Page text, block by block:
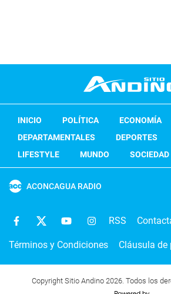
INICIO POLÍTICA ECONOMÍA
DEPARTAMENTALES
DEPORTES
LIFESTYLE
MUNDO SOCIEDAD
ACONCAGUA RADIO
RSS
Términos y Condiciones Cláusula de
Copyright Sitio Andino 2026. Todos los